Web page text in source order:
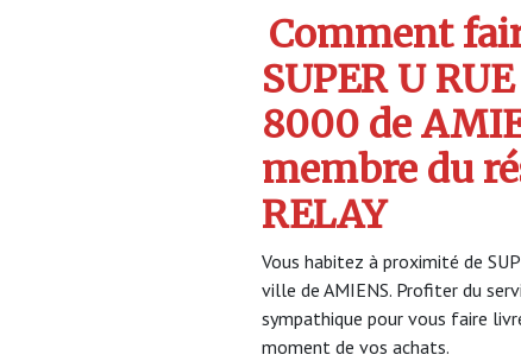
Comment
SUPER U
8000 de
membre du
RELAY
Vous habitez à proximité de
ville de AMIENS. Profiter du
sympathique pour vous faire
moment de vos achats.